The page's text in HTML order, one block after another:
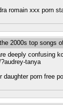
romain xxx porn
2000s top songs
deeply confusing
tanya
daughter porn free